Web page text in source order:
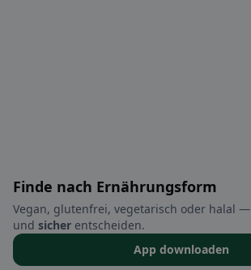
Finde nach Ernährungsform
Vegan, glutenfrei, vegetarisch oder halal —
und sicher entscheiden.
App downloaden